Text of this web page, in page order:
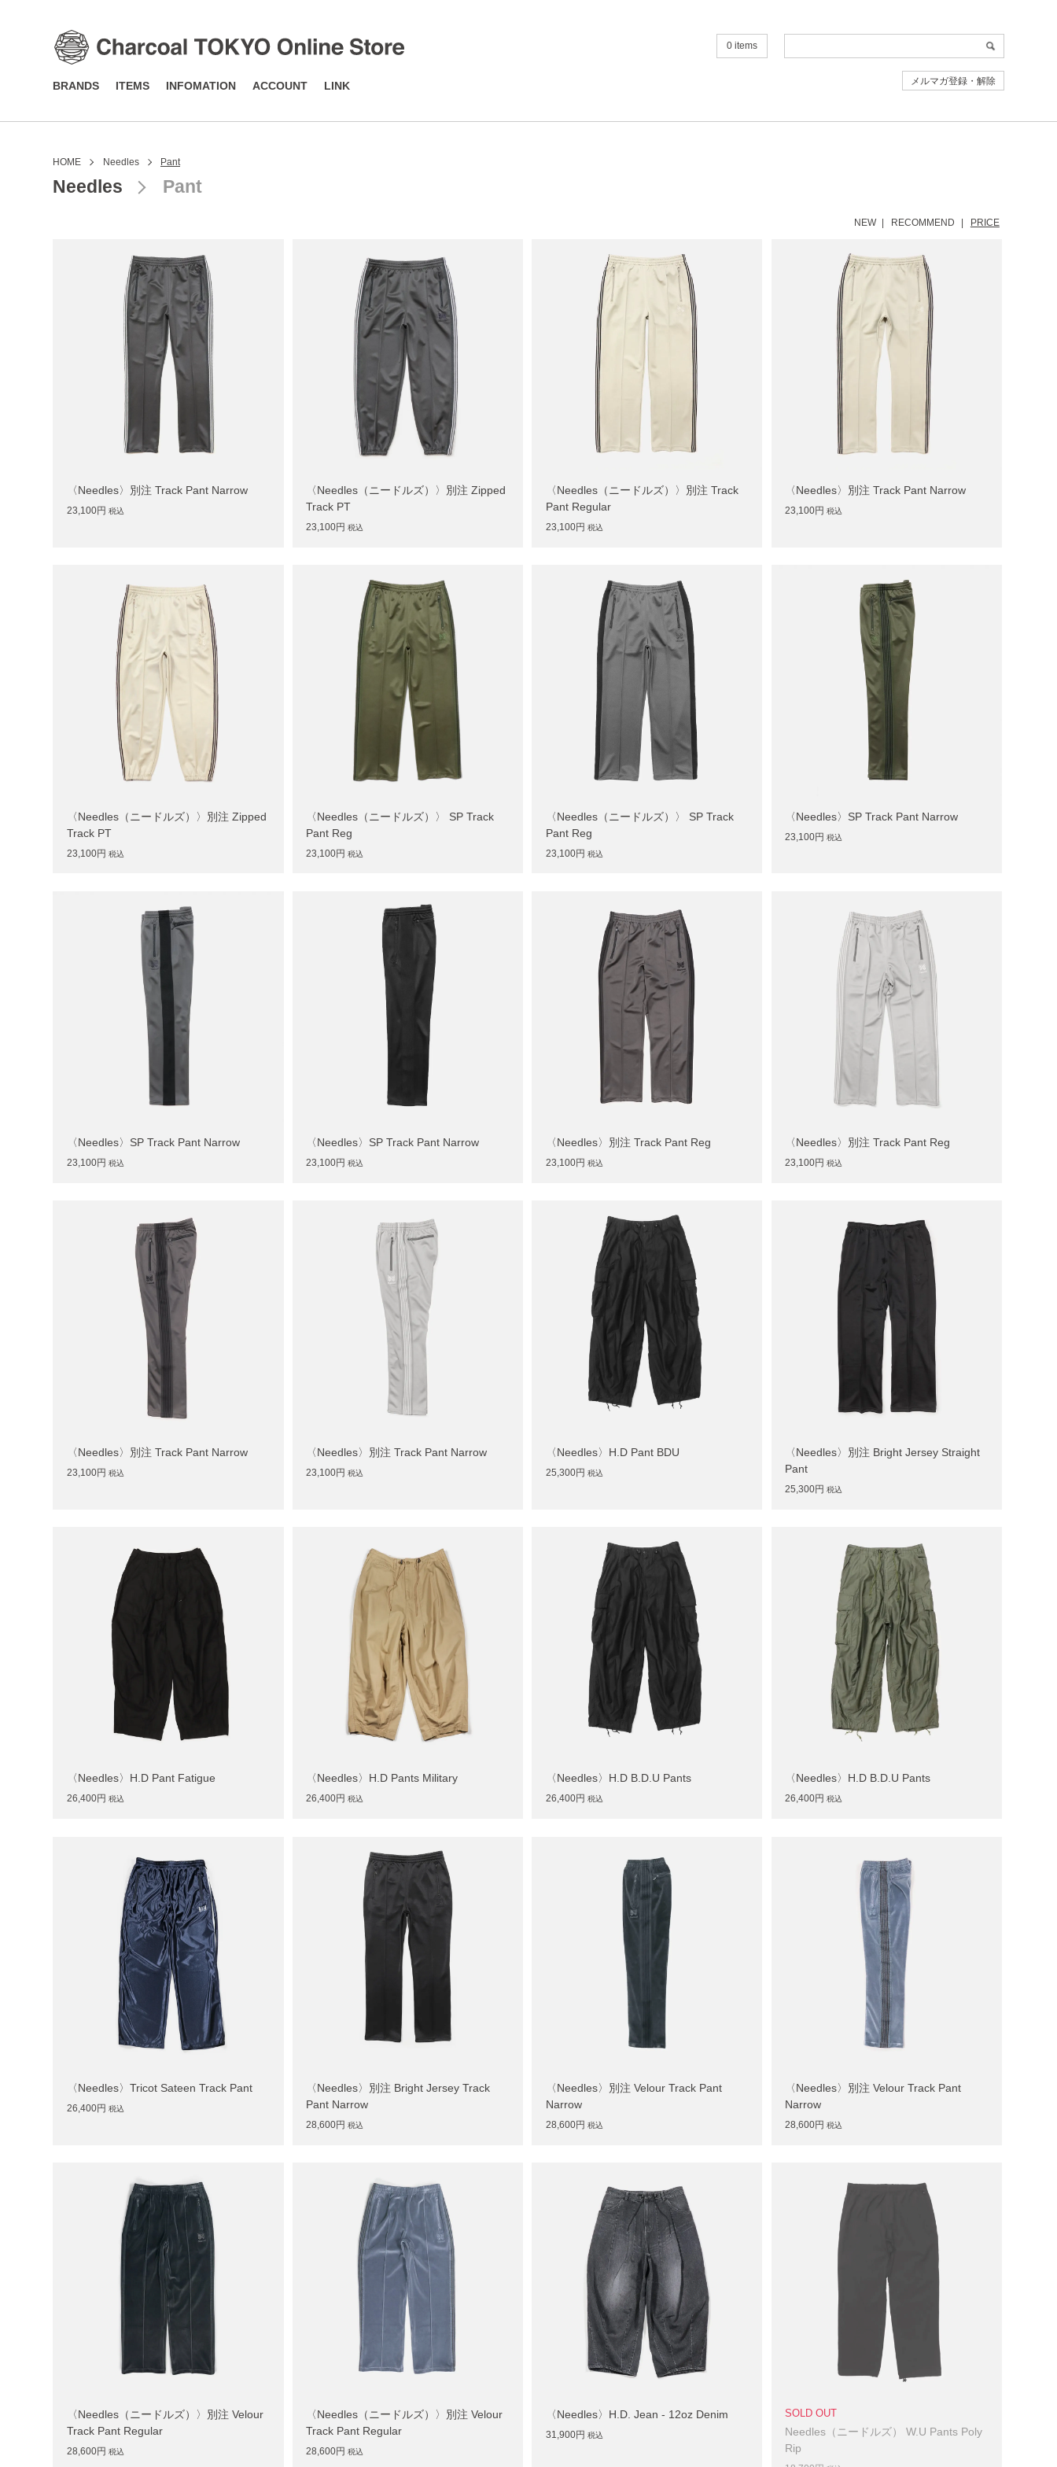
0 items
メルマガ登録・解除
BRANDS ITEMS INFOMATION ACCOUNT LINK
HOME Needles Pant
Needles Pant
PRICE
RECOMMEND
NEW
〈Needles〉別注 Track Pant Narrow
23,100円 税込
〈Needles（ニードルズ）〉別注 Zipped
Track PT
23,100円 税込
〈Needles（ニードルズ）〉別注 Track
Pant Regular
23,100円 税込
〈Needles〉別注 Track Pant Narrow
23,100円 税込
〈Needles（ニードルズ）〉別注 Zipped
Track PT
23,100円 税込
〈Needles（ニードルズ）〉 SP Track
Pant Reg
23,100円 税込
〈Needles（ニードルズ）〉 SP Track
Pant Reg
23,100円 税込
〈Needles〉SP Track Pant Narrow
23,100円 税込
〈Needles〉SP Track Pant Narrow
23,100円 税込
〈Needles〉SP Track Pant Narrow
23,100円 税込
〈Needles〉別注 Track Pant Reg
23,100円 税込
〈Needles〉別注 Track Pant Reg
23,100円 税込
〈Needles〉別注 Track Pant Narrow
23,100円 税込
〈Needles〉別注 Track Pant Narrow
23,100円 税込
〈Needles〉H.D Pant BDU
25,300円 税込
〈Needles〉別注 Bright Jersey Straight
Pant
25,300円 税込
〈Needles〉H.D Pant Fatigue
26,400円 税込
〈Needles〉H.D Pants Military
26,400円 税込
〈Needles〉H.D B.D.U Pants
26,400円 税込
〈Needles〉H.D B.D.U Pants
26,400円 税込
〈Needles〉Tricot Sateen Track Pant
26,400円 税込
〈Needles〉別注 Bright Jersey Track
Pant Narrow
28,600円 税込
〈Needles〉別注 Velour Track Pant
Narrow
28,600円 税込
〈Needles〉別注 Velour Track Pant
Narrow
28,600円 税込
〈Needles（ニードルズ）〉別注 Velour
Track Pant Regular
28,600円 税込
〈Needles（ニードルズ）〉別注 Velour
Track Pant Regular
28,600円 税込
〈Needles〉H.D. Jean - 12oz Denim
31,900円 税込
SOLD OUT
Needles（ニードルズ） W.U Pants Poly
Rip